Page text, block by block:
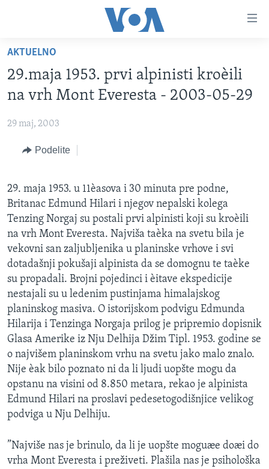
glavni
sadržaj
na
glavnu
navigaciju
RUBRIKE
BALKAN
GLOBALNE TEME
NAUKA I TEHNOLOGIJA
MEDICINA
KULTURA
DRUŠTVO
SPORT
INTERVJU
OTVORENI STUDIO
IZ AMERIKE
Jezici
AKTUELNO
29.maja 1953. prvi alpinisti kroèili
na vrh Mont Everesta - 2003-05-29
29 maj, 2003
Podelite
29. maja 1953. u 11èasova i 30 minuta pre podne,
Britanac Edmund Hilari i njegov nepalski kolega
Tenzing Norgaj su postali prvi alpinisti koji su kroèili
na vrh Mont Everesta. Najviša taèka na svetu bila je
vekovni san zaljubljenika u planinske vrhove i svi
dotadašnji pokušaji alpinista da se domognu te taèke
su propadali. Brojni pojedinci i èitave ekspedicije
nestajali su u ledenim pustinjama himalajskog
planinskog masiva. O istorijskom podvigu Edmunda
Hilarija i Tenzinga Norgaja prilog je pripremio dopisnik
Glasa Amerike iz Nju Delhija Džim Tipl. 1953. godine se
o najvišem planinskom vrhu na svetu jako malo znalo.
Nije èak bilo poznato ni da li ljudi uopšte mogu da
opstanu na visini od 8.850 metara, rekao je alpinista
Edmund Hilari na proslavi pedesetogodišnjice velikog
podviga u Nju Delhiju.
”Najviše nas je brinulo, da li je uopšte moguæe doæi do
vrha Mont Everesta i preživeti. Plašila nas je psihološka